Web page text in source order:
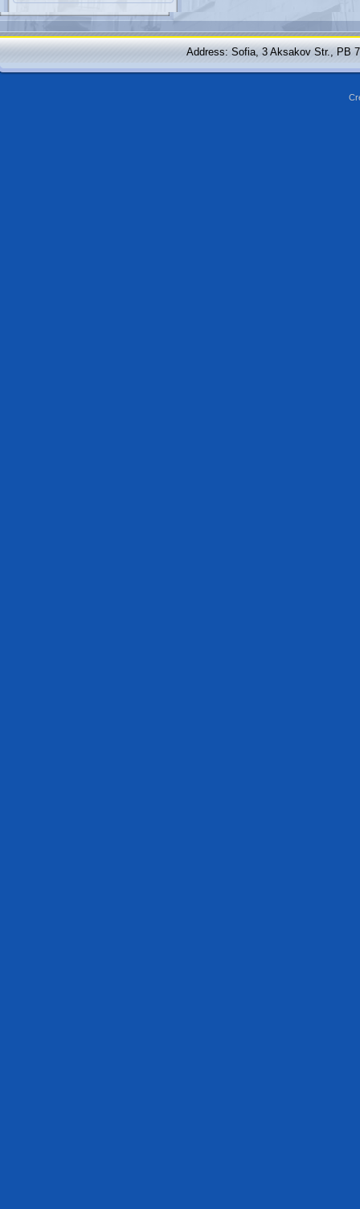
Address: Sofia, 3 Aksakov Str., PB